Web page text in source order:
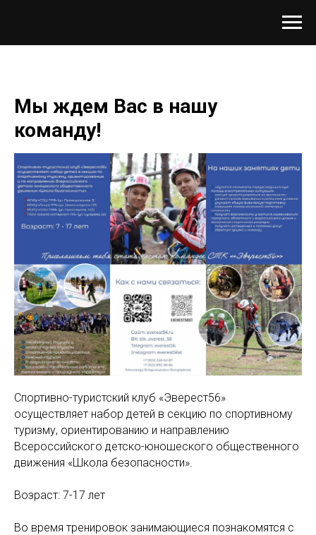
Мы ждем Вас в нашу
команду!
Спортивно-туристский клуб «Эверест56»
осуществляет набор детей в секцию по спортивному
туризму, ориентированию и направлению
Всероссийского детско-юношеского общественного
движения «Школа безопасности».
Возраст: 7-17 лет
Во время тренировок занимающиеся познакомятся с